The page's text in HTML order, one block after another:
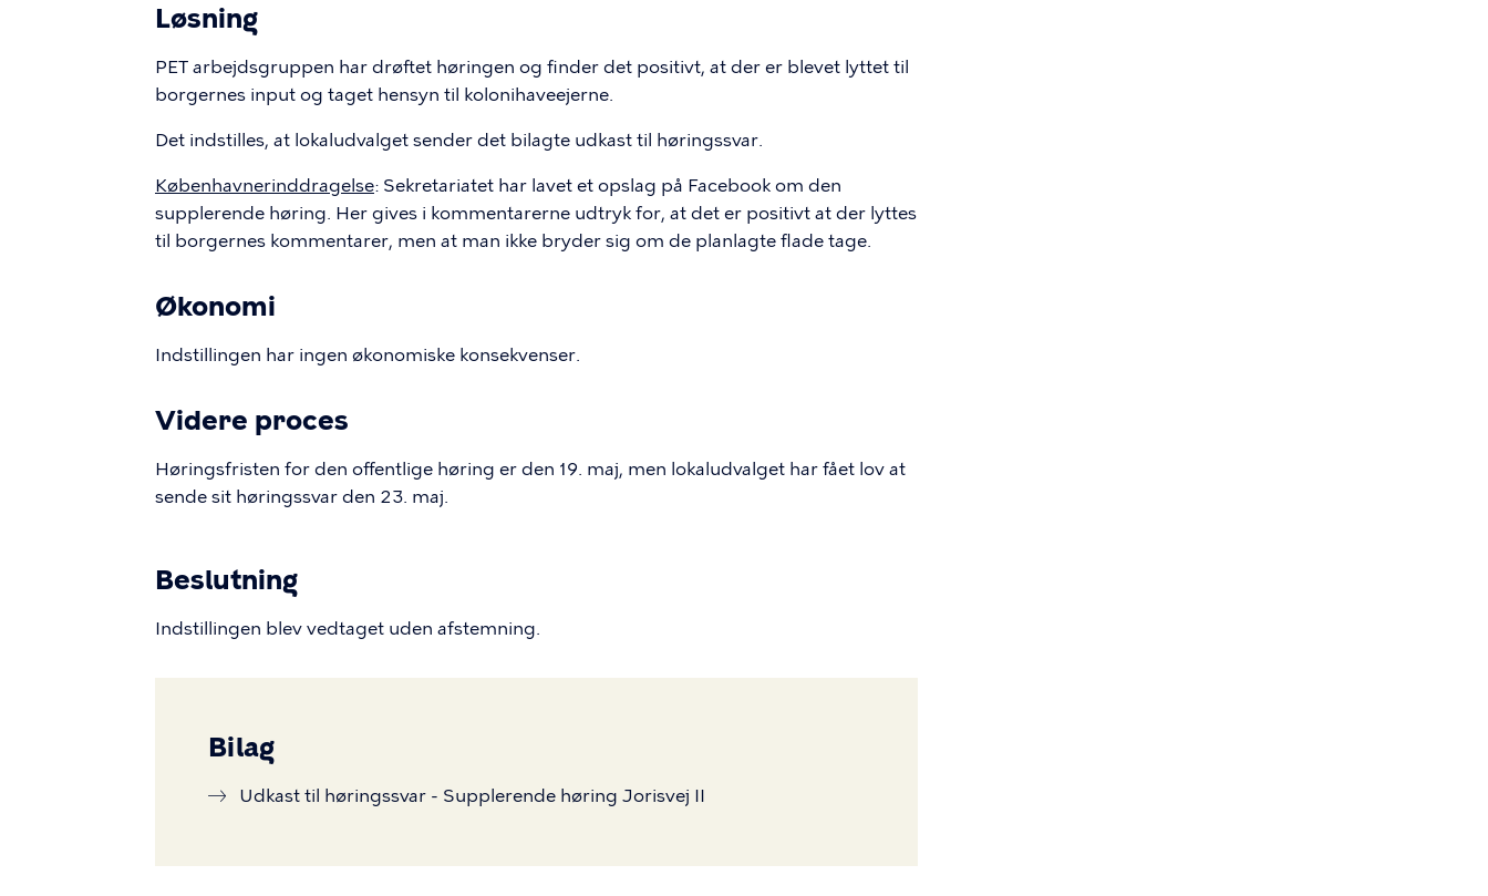
Løsning
PET arbejdsgruppen har drøftet høringen og finder det positivt, at der er blevet lyttet til
borgernes input og taget hensyn til kolonihaveejerne.
Det indstilles, at lokaludvalget sender det bilagte udkast til høringssvar.
Københavnerinddragelse: Sekretariatet har lavet et opslag på Facebook om den
supplerende høring. Her gives i kommentarerne udtryk for, at det er positivt at der lyttes
til borgernes kommentarer, men at man ikke bryder sig om de planlagte flade tage.
Økonomi
Indstillingen har ingen økonomiske konsekvenser.
Videre proces
Høringsfristen for den offentlige høring er den 19. maj, men lokaludvalget har fået lov at
sende sit høringssvar den 23. maj.
Beslutning
Indstillingen blev vedtaget uden afstemning.
Bilag
Udkast til høringssvar - Supplerende høring Jorisvej II